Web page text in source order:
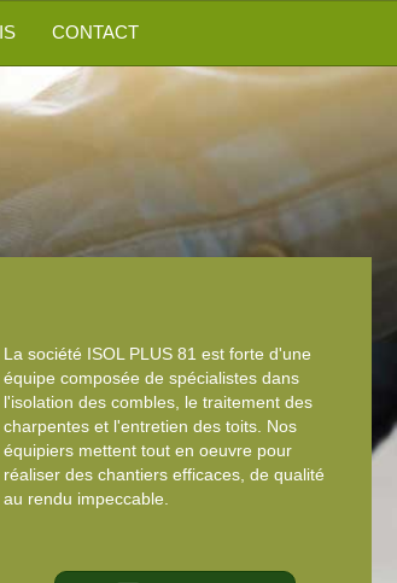
CONTACT
La société ISOL PLUS 81 est forte d'une
équipe composée de spécialistes dans
l'isolation des combles, le traitement des
charpentes et l'entretien des toits. Nos
équipiers mettent tout en oeuvre pour
réaliser des chantiers efficaces, de qualité
au rendu impeccable.